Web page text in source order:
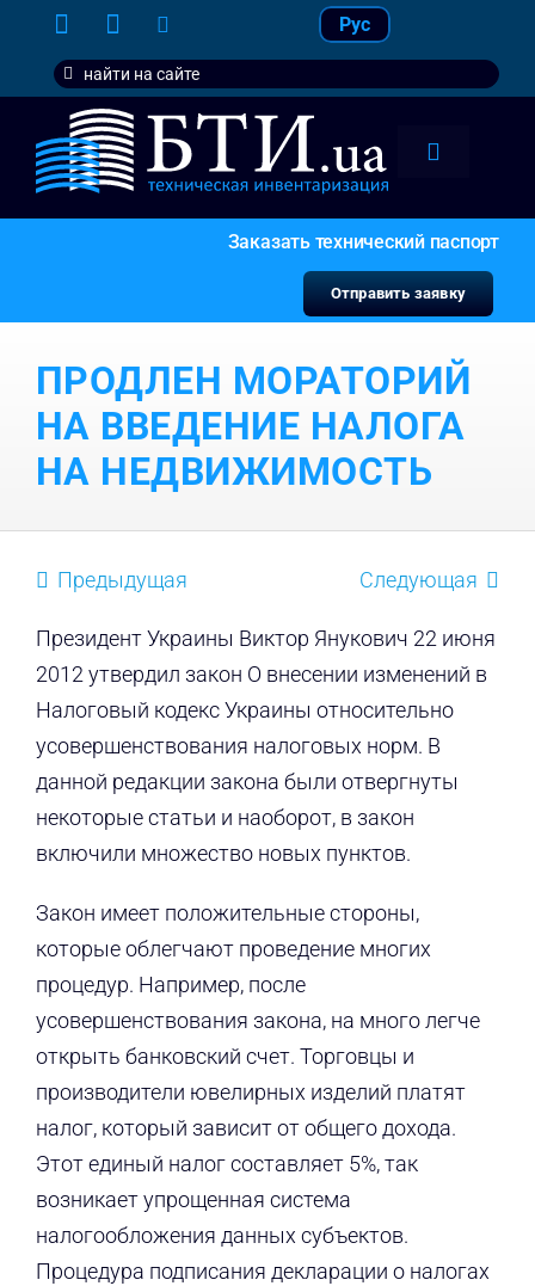
content
Рус
Search
for:
Toggle
услуги
наши
Заказать технический паспорт
Отправить заявку
ПРОДЛЕН МОРАТОРИЙ
НА ВВЕДЕНИЕ НАЛОГА
НА НЕДВИЖИМОСТЬ
Предыдущая Следующая
Президент Украины Виктор Янукович 22 июня
2012 утвердил закон О внесении изменений в
Налоговый кодекс Украины относительно
усовершенствования налоговых норм. В
данной редакции закона были отвергнуты
некоторые статьи и наоборот, в закон
включили множество новых пунктов.
Закон имеет положительные стороны,
которые облегчают проведение многих
процедур. Например, после
усовершенствования закона, на много легче
открыть банковский счет. Торговцы и
производители ювелирных изделий платят
налог, который зависит от общего дохода.
Этот единый налог составляет 5%, так
возникает упрощенная система
налогообложения данных субъектов.
Процедура подписания декларации о налогах